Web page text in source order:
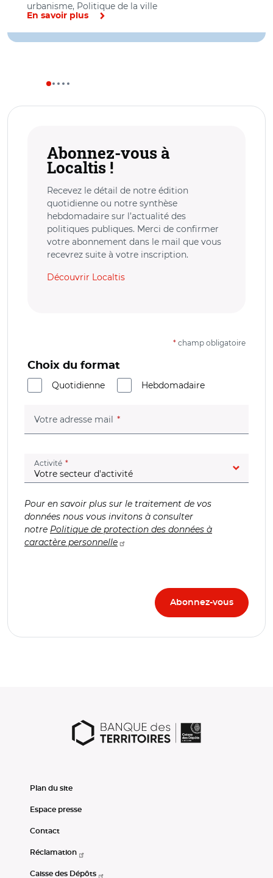
urbanisme, Politique de la ville
En savoir plus
Abonnez-vous à
Localtis !
Recevez le détail de notre édition
quotidienne ou notre synthèse
hebdomadaire sur l’actualité des
politiques publiques. Merci de confirmer
votre abonnement dans le mail que vous
recevrez suite à votre inscription.
Découvrir Localtis
* champ obligatoire
Choix du format
Quotidienne
Hebdomadaire
Votre adresse mail (champ obligatoire)
Activité (champ obligatoire)
Pour en savoir plus sur le traitement de vos
données nous vous invitons à consulter
notre Politique de protection des données à
caractère personnelle
Plan du site
Espace presse
Contact
Réclamation
Caisse des Dépôts